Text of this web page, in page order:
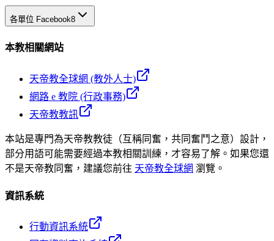
各單位 Facebook8
本教相關網站
天帝教全球網 (教外人士)
網路 e 教院 (行政事務)
天帝教教訊
本站是專門為天帝教教徒（互稱同奮，共同奮鬥之意）設計，
部分用語可能需要經過本教相關訓練，才容易了解。如果您還
不是天帝教同奮，建議您前往 天帝教全球網 瀏覽。
資訊系統
行動資訊系統